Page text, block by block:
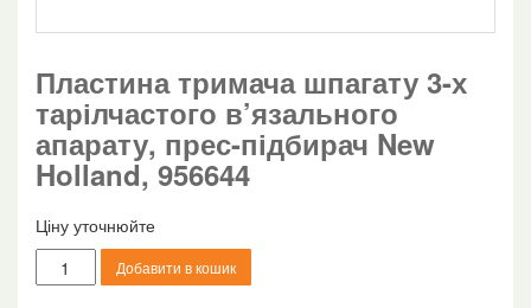
Пластина тримача шпагату 3-х
тарілчастого в’язального
апарату, прес-підбирач New
Holland, 956644
Ціну уточнюйте
Пластина
тримача
Добавити в кошик